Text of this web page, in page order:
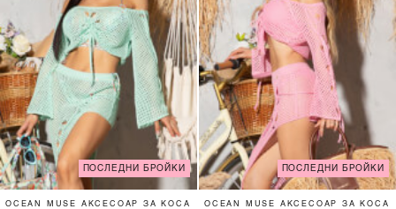
ПОСЛЕДНИ БРОЙКИ
OCEAN MUSE АКСЕСОАР ЗА КОСА
ПОСЛЕДНИ БРОЙКИ
OCEAN MUSE АКСЕСОАР ЗА КОСА